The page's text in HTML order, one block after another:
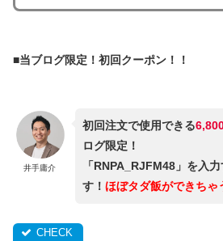
■当ブログ限定！初回クーポン！！
井手庸介
初回注文で使用できる
ログ限定！
「RNPA_RJFM48」を入力
す！ ほぼタダ飯ができちゃ